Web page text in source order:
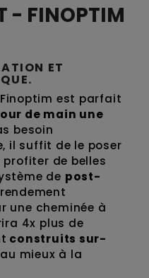
- FINOPTIM
ET
est parfait
de main une
besoin
il suffit de le poser
de belles
de post-
une cheminée à
4x plus de
construits sur-
mieux à la